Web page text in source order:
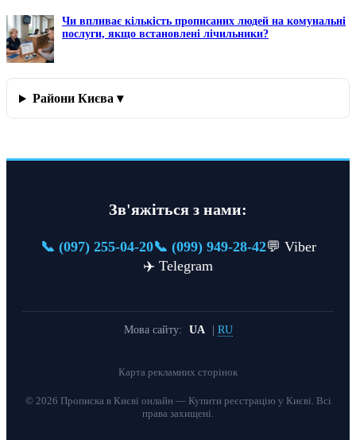
Чи впливає кількість прописаних людей на комунальні
послуги, якщо встановлені лічильники?
Райони Києва ▾
Зв'яжіться з нами:
📞 (097) 255-04-20📞 (099) 949-28-42💬 Viber
✈️ Telegram
Мова сайту: UA RU
Карта рекламних сторінок
© 2026 Прописка в Києві онлайн — Купити реєстрацію у Києві. Всі
права захищені.